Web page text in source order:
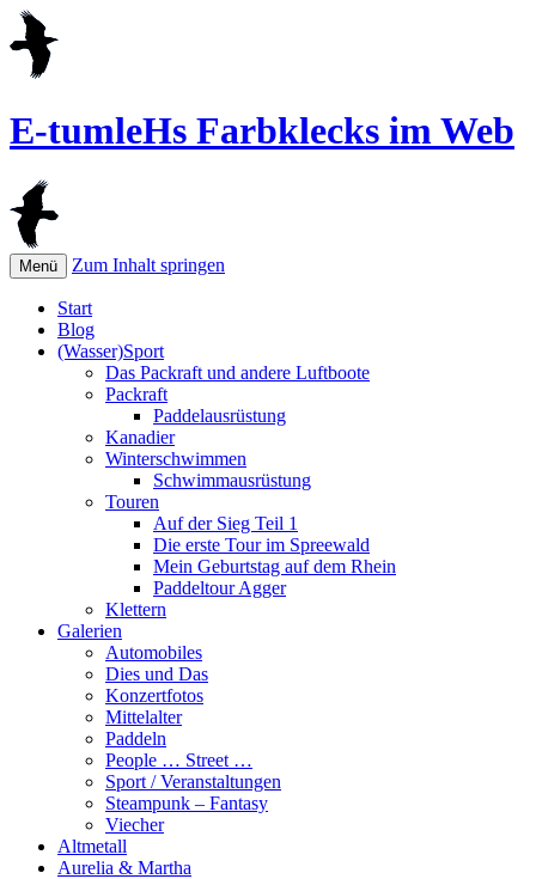
E-tumleHs Farbklecks im Web
Menü Zum Inhalt springen
Start
Blog
(Wasser)Sport
Das Packraft und andere Luftboote
Packraft
Paddelausrüstung
Kanadier
Winterschwimmen
Schwimmausrüstung
Touren
Auf der Sieg Teil 1
Die erste Tour im Spreewald
Mein Geburtstag auf dem Rhein
Paddeltour Agger
Klettern
Galerien
Automobiles
Dies und Das
Konzertfotos
Mittelalter
Paddeln
People … Street …
Sport / Veranstaltungen
Steampunk – Fantasy
Viecher
Altmetall
Aurelia & Martha